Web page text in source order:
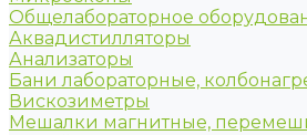
Общелабораторное
Аквадистилляторы
Анализаторы
Бани лабораторные,
Вискозиметры
Мешалки магнитные,